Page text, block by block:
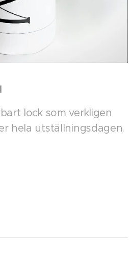
lock som verkligen
hela utställningsdagen.